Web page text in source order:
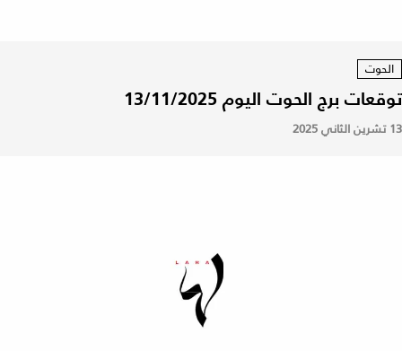
الحوت
توقعات برج الحوت اليوم 13/11/2025
13 تشرين الثاني 2025